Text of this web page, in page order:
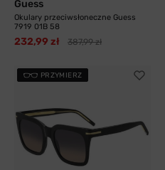
Guess
Okulary przeciwsłoneczne Guess
7919 01B 58
232,99 zł 387,99 zł
PRZYMIERZ